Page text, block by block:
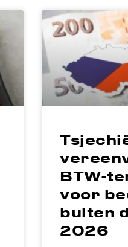
BTW-
voor
buiten
2026